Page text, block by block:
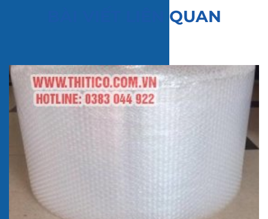
BÀI VIẾT LIÊN QUAN